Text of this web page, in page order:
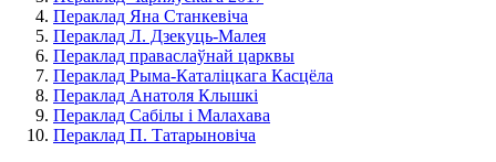
Пераклад Яна Станкевіча
Пераклад Л. Дзекуць-Малея
Пераклад праваслаўнай царквы
Пераклад Рыма-Каталіцкага Касцёла
Пераклад Анатоля Клышкi
Пераклад Сабілы і Малахава
Пераклад П. Татарыновіча